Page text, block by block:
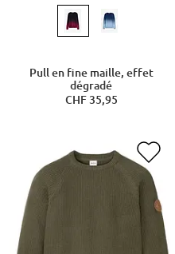
Pull en fine maille, effet
dégradé
CHF 35,95